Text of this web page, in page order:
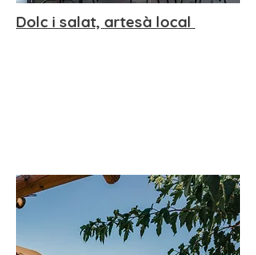
Dolc i salat, artesà local